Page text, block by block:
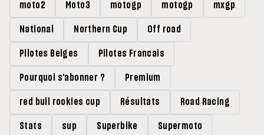
moto2 Moto3 motogp motogp mxgp
National Northern Cup Off road
Pilotes Belges Pilotes Francais
Pourquoi s'abonner ? Premium
red bull rookies cup Résultats Road Racing
Stats sup Superbike Supermoto